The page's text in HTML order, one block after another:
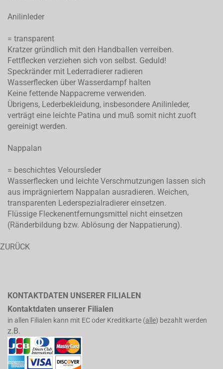
Anilinleder
= transparent
Kratzer gründlich mit den Handballen verreiben.
Fettflecken verziehen sich von selbst. Geduld!
Speckränder mit Lederradierer radieren
Wasserflecken über Wasserdampf halten
Keine fettende Nappacreme verwenden.
Übrigens, Lederbekleidung, insbesondere Anilinleder,
verträgt eine leichte Patina und muß somit nicht zuoft
gereinigt werden.
Nappalan
= beschichtes Veloursleder
Wasserflecken und leichte Verschmutzungen lassen sich
aus imprägniertem Nappalan ausradieren. Weichen,
transparenten Lederspezialradierer einsetzen.
Flüssige Fleckenentfernungsmittel nicht einsetzen
(Ränderbildung bzw. Ablösung der Nappatierung).
ZURÜCK
KONTAKTDATEN UNSERER FILIALEN
Kontaktdaten unserer Filialen
in allen Filialen kann mit EC oder Kreditkarte (alle) bezahlt werden
z.B.